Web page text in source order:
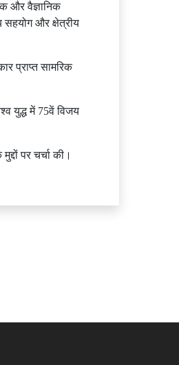
और वैज्ञानिक
सहयोग और क्षेत्रीय
प्राप्त सामरिक
युद्ध में 75वें विजय
पर चर्चा की।